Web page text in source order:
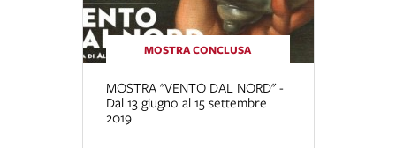
MOSTRA CONCLUSA
MOSTRA "VENTO DAL NORD" -
Dal 13 giugno al 15 settembre
2019